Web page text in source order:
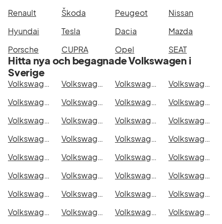
Renault
Škoda Peugeot
Nissan
Hyundai
Tesla Dacia
Mazda
Porsche
CUPRA Opel SEAT
Hitta nya och begagnade Volkswagen i
Sverige
Volkswagen Golf GTI Performance i Stockholm Volkswagen Golf GTI Performance i Göteborg Volkswagen Golf GTI Performance i Helsingborg
Volkswagen Golf GTI Performance i Jönköping
Volkswagen Golf GTI Performance i Malmö
Volkswagen Golf GTI Performance i Örebro Volkswagen Golf GTI Performance i Norrköping
Volkswagen Golf GTI Performance i Linköping
Volkswagen Golf GTI Performance i Uppsala
Volkswagen Golf GTI Performance i Västerås Volkswagen Golf GTI Performance i Halmstad
Volkswagen Golf GTI Performance i Växjö
Volkswagen Golf GTI Performance i Eskilstuna
Volkswagen Golf GTI Performance i Kalmar Volkswagen Golf GTI Performance i Karlskrona
Volkswagen Golf GTI Performance i Karlstad
Volkswagen Golf GTI Performance i Kristianstad
Volkswagen Golf GTI Performance i Sundsvall Volkswagen Golf GTI Performance i Umeå
Volkswagen Golf GTI Performance i Varberg
Volkswagen Golf GTI Performance i Borås
Volkswagen Golf GTI Performance i Falkenberg Volkswagen Golf GTI Performance i Gävle
Volkswagen Golf GTI Performance i Luleå
Volkswagen Golf GTI Performance i Lund
Volkswagen Golf GTI Performance i Mönsterås Volkswagen Golf GTI Performance i Uddevalla
Volkswagen Golf GTI Performance i Västervik
Volkswagen Golf GTI Performance i Ystad
Volkswagen Golf GTI Performance i Östersund Volkswagen Golf GTI Performance i Borlänge
Volkswagen Golf GTI Performance i Kiruna